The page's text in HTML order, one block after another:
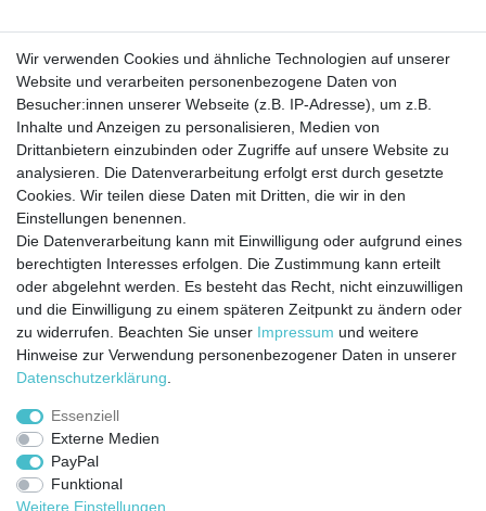
Barrierefreiheitserklärung Widerrufs­recht
Vertrag widerrufen Kontakt
Jetzt anmelden und auf dem Laufenden
bleiben!
Sie wollen keine Neuigkeiten verpassen?
Dann melden Sie sich noch heute zu unserem Newsletter an:
VORNAME
E-MAIL **
Newsletter
Honig
Ich stimme zu, dass meine personenbezogenen Daten genutzt werden, um
Wir verwenden Cookies und ähnliche Technologien auf unserer
Website und verarbeiten personenbezogene Daten von
Besucher:innen unserer Webseite (z.B. IP-Adresse), um z.B.
Inhalte und Anzeigen zu personalisieren, Medien von
Drittanbietern einzubinden oder Zugriffe auf unsere Website zu
analysieren. Die Datenverarbeitung erfolgt erst durch gesetzte
Cookies. Wir teilen diese Daten mit Dritten, die wir in den
Einstellungen benennen.
Die Datenverarbeitung kann mit Einwilligung oder aufgrund eines
berechtigten Interesses erfolgen. Die Zustimmung kann erteilt
oder abgelehnt werden. Es besteht das Recht, nicht einzuwilligen
und die Einwilligung zu einem späteren Zeitpunkt zu ändern oder
zu widerrufen. Beachten Sie unser Impressum und weitere
Hinweise zur Verwendung personenbezogener Daten in unserer
Daten­schutz­erklärung
Essenziell
Externe Medien
PayPal
Funktional
Weitere Einstellungen